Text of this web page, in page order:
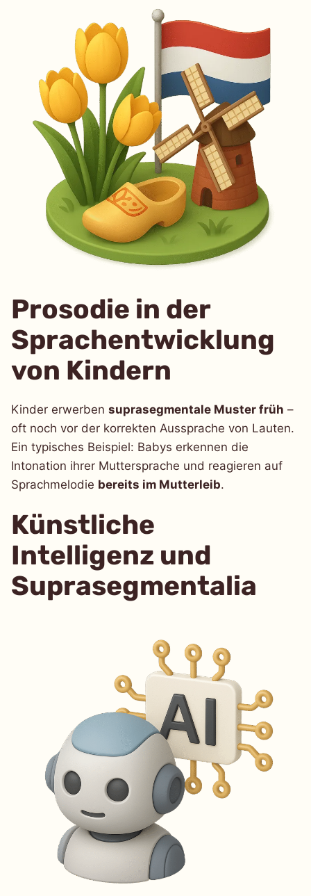
Prosodie in der
Sprachentwicklung
von Kindern
Kinder erwerben suprasegmentale Muster früh –
oft noch vor der korrekten Aussprache von Lauten.
Ein typisches Beispiel: Babys erkennen die
Intonation ihrer Muttersprache und reagieren auf
Sprachmelodie bereits im Mutterleib.
Künstliche
Intelligenz und
Suprasegmentalia